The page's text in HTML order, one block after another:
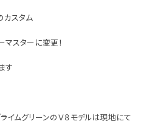
カスタム
マスターに変更！
す
イムグリーンのＶ８モデルは現地にて